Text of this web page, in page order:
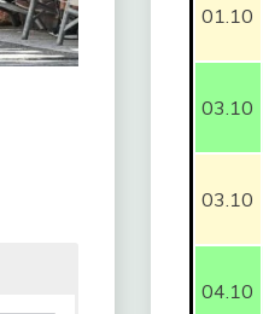
01.10
03.10
03.10
04.10